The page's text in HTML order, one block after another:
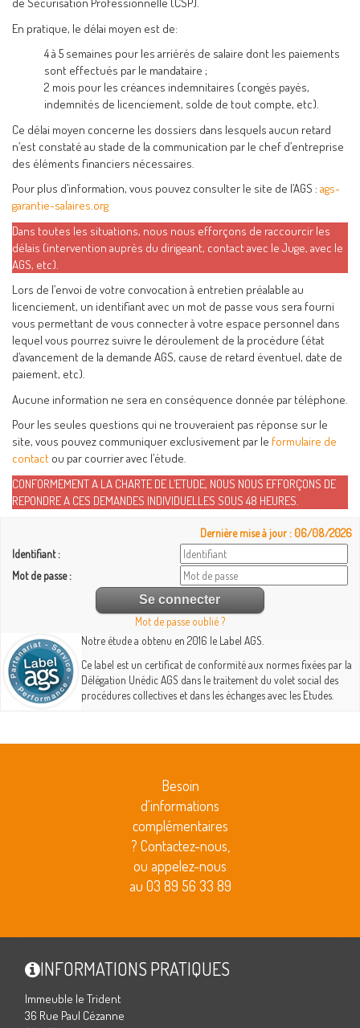
En pratique, le délai moyen est de:
4 à 5 semaines pour les arriérés de salaire dont les paiements
sont effectués par le mandataire ;
2 mois pour les créances indemnitaires (congés payés,
indemnités de licenciement, solde de tout compte, etc).
Ce délai moyen concerne les dossiers dans lesquels aucun retard
n’est constaté au stade de la communication par le chef d’entreprise
des éléments financiers nécessaires.
Pour plus d’information, vous pouvez consulter le site de l’AGS : ags-
garantie-salaires.org
Dans toutes les situations, nous nous efforçons de raccourcir les
délais (intervention auprès du dirigeant, contact avec le Juge, avec le
AGS, etc).
Lors de l’envoi de votre convocation à entretien préalable au
licenciement, un identifiant avec un mot de passe vous sera fourni
vous permettant de vous connecter à votre espace personnel dans
lequel vous pourrez suivre le déroulement de la procédure (état
d’avancement de la demande AGS, cause de retard éventuel, date de
paiement, etc).
Aucune information ne sera en conséquence donnée par téléphone.
Pour les seules questions qui ne trouveraient pas réponse sur le
site, vous pouvez communiquer exclusivement par le formulaire de
contact ou par courrier avec l’étude.
CONFORMEMENT A LA CHARTE DE L’ETUDE, NOUS NOUS EFFORÇONS DE
REPONDRE A CES DEMANDES INDIVIDUELLES SOUS 48 HEURES.
Dernière mise à jour : 06/08/2026
Identifiant :
Mot de passe :
Mot de passe oublié ?
Notre étude a obtenu en 2016 le Label AGS.
Ce label est un certificat de conformité aux normes fixées par la
Délégation Unédic AGS dans le traitement du volet social des
procédures collectives et dans les échanges avec les Etudes.
Besoin
d'informations
complémentaires
? Contactez-nous,
ou appelez-nous
au 03 89 56 33 89
INFORMATIONS PRATIQUES
Immeuble le Trident
36 Rue Paul Cézanne